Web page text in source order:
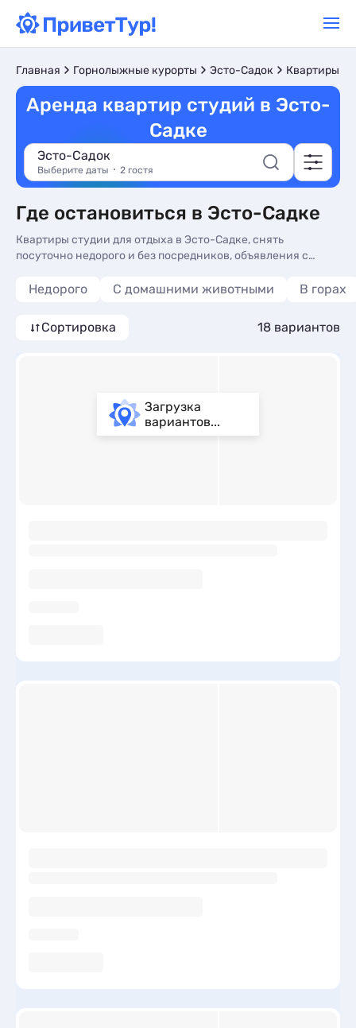
Главная Горнолыжные курорты Эсто-Садок Квартиры
Аренда квартир студий в Эсто-
Садке
Эсто-Садок
Выберите даты 2 гостя
Где остановиться в Эсто-Садке
Квартиры студии для отдыха в Эсто-Садке, снять
посуточно недорого и без посредников, объявления с
Садка, аренда - более 17 вариантов, от 2803 руб, комнаты с
Недорого С домашними животными В горах
Сортировка 18 вариантов
Загрузка
вариантов...